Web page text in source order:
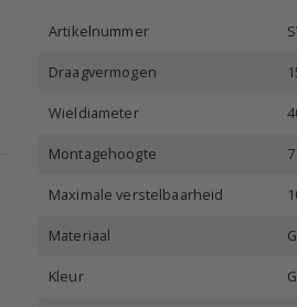
Artikelnummer
Draagvermogen
Wieldiameter
Montagehoogte
Maximale verstelbaarheid
Materiaal
Kleur